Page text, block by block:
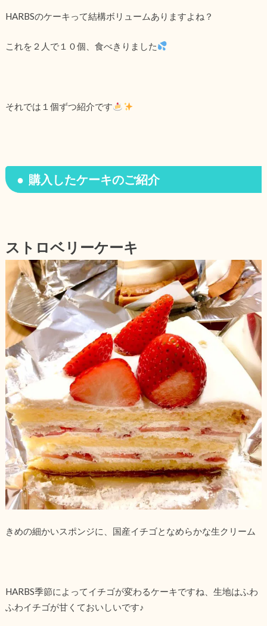
HARBSのケーキって結構ボリュームありますよね？
これを２人で１０個、食べきりました
それでは１個ずつ紹介です
購入したケーキのご紹介
ストロベリーケーキ
きめの細かいスポンジに、国産イチゴとなめらかな生クリーム
HARBS季節によってイチゴが変わるケーキですね、生地はふわ
ふわイチゴが甘くておいしいです♪